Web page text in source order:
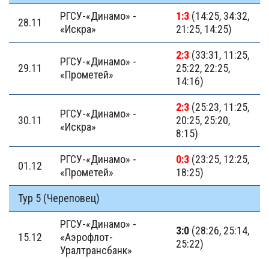
28.11
РГСУ-«Динамо» -
«Искра»
1:3 (14:25, 34:32,
21:25, 14:25)
29.11
РГСУ-«Динамо» -
«Прометей»
2:3 (33:31, 11:25,
25:22, 22:25,
14:16)
30.11
РГСУ-«Динамо» -
«Искра»
2:3 (25:23, 11:25,
20:25, 25:20,
8:15)
01.12
РГСУ-«Динамо» -
«Прометей»
0:3 (23:25, 12:25,
18:25)
Тур 5 (Череповец)
15.12
РГСУ-«Динамо» -
«Аэрофлот-
Уралтрансбанк»
3:0 (28:26, 25:14,
25:22)